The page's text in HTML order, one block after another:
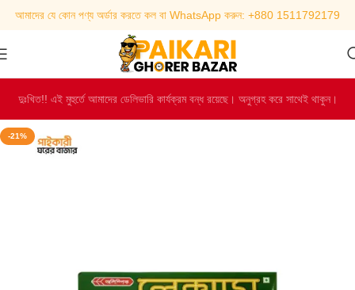
আমাদের যে কোন পণ্য অর্ডার করতে কল বা WhatsApp করুন: +880 1511792179
দুঃখিত!! এই মুহুর্তে আমাদের ডেলিভারি কার্যক্রম বন্ধ রয়েছে। অনুগ্রহ করে সাথেই থাকুন।
-21%